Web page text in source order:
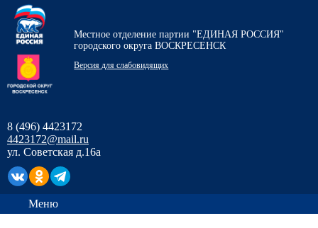
Местное отделение партии "ЕДИНАЯ РОССИЯ"
городского округа ВОСКРЕСЕНСК
Версия для слабовидящих
8 (496) 4423172
4423172@mail.ru
ул. Советская д.16а
Меню